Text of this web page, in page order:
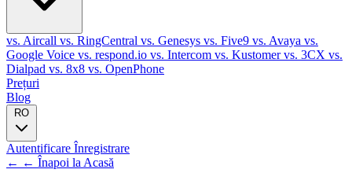
vs. Aircall vs. RingCentral vs. Genesys vs. Five9 vs. Avaya vs.
Google Voice vs. respond.io vs. Intercom vs. Kustomervs. 3CX vs.
Dialpad vs. 8x8 vs. OpenPhone
Prețuri
Blog
RO
Autentificare Înregistrare
← ← Înapoi la Acasă